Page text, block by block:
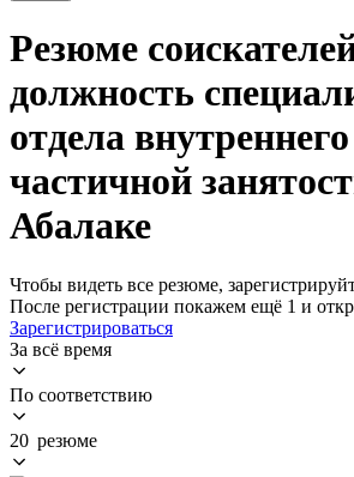
Резюме
должность
отдела
частичной
Абалаке
Чтобы видеть все резюме,
После регистрации покажем ещё 1 и
Зарегистрироваться
За всё время
По соответствию
20 резюме